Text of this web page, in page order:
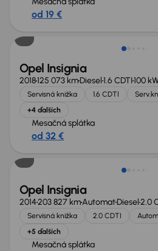
od 19 €
Zlacnené o 500 €
Opel Insignia
2018125 073 kmDiesel1.6 CDTI100
Servisná knižka 1.6 CDTI
+4 ďalších
Mesačná splátka
od 32 €
Zlacnené o 500 €
Opel Insignia
2014203 827 kmAutomatDiesel2.0
Servisná knižka 2.0 CDTI
+5 ďalších
Mesačná splátka